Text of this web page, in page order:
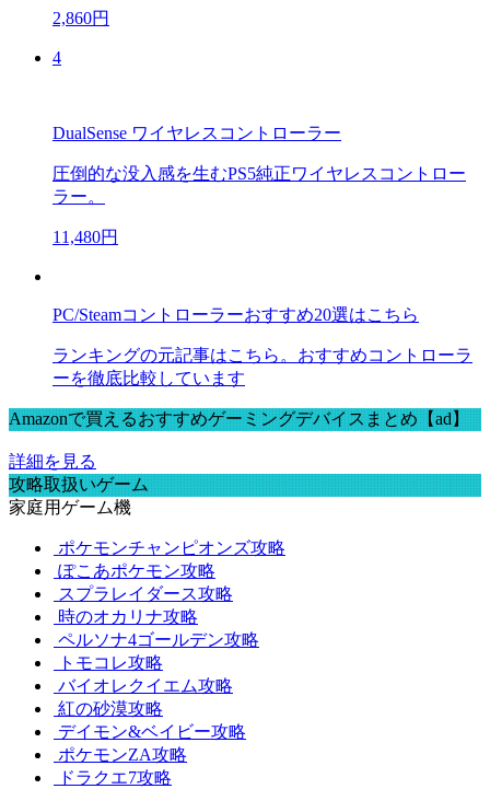
2,860円
4
DualSense ワイヤレスコントローラー
圧倒的な没入感を生むPS5純正ワイヤレスコントロー
ラー。
11,480円
PC/Steamコントローラーおすすめ20選はこちら
ランキングの元記事はこちら。おすすめコントローラ
ーを徹底比較しています
Amazonで買えるおすすめゲーミングデバイスまとめ【ad】
詳細を見る
攻略取扱いゲーム
家庭用ゲーム機
ポケモンチャンピオンズ攻略
ぽこあポケモン攻略
スプラレイダース攻略
時のオカリナ攻略
ペルソナ4ゴールデン攻略
トモコレ攻略
バイオレクイエム攻略
紅の砂漠攻略
デイモン&ベイビー攻略
ポケモンZA攻略
ドラクエ7攻略